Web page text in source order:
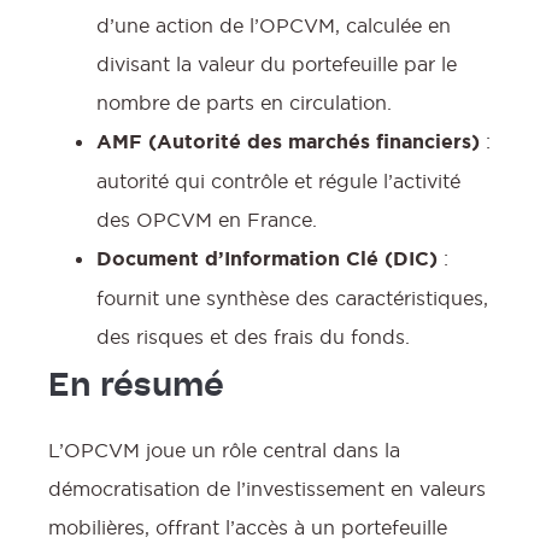
d’une action de l’OPCVM, calculée en
divisant la valeur du portefeuille par le
nombre de parts en circulation.
AMF (Autorité des marchés financiers) :
autorité qui contrôle et régule l’activité
des OPCVM en France.
Document d’Information Clé (DIC) :
fournit une synthèse des caractéristiques,
des risques et des frais du fonds.
En résumé
L’OPCVM joue un rôle central dans la
démocratisation de l’investissement en valeurs
mobilières, offrant l’accès à un portefeuille